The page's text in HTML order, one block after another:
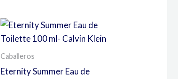
Caballeros
Eternity Summer Eau de